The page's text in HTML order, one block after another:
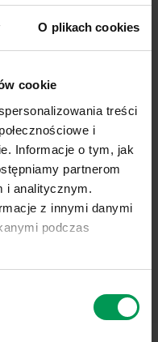
O plikach cookies
cookie
treści
i
Informacje o tym, jak
partnerom
i analitycznym.
z innymi danymi
podczas
Oznacza to
dobrej jakości.
przy dużej
do
dedykowane